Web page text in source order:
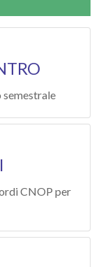
CNOP per